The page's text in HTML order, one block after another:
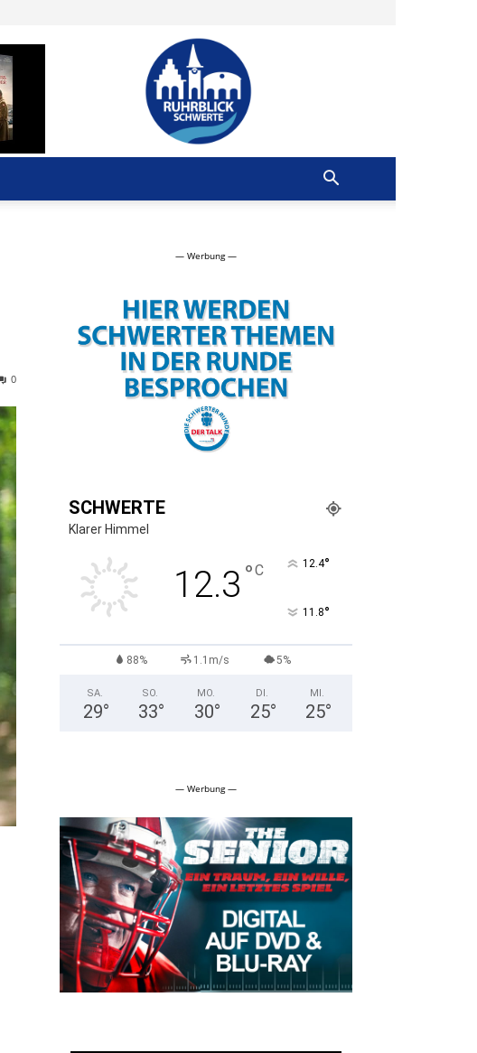
Ruhrblick
Schwerte
0
— Werbung —
SCHWERTE
Klarer Himmel
12.3 °C 12.4°
11.8°
88% 1.1m/s 5%
SA.
29°
SO.
33°
MO.
30°
DI.
25°
MI.
25°
— Werbung —